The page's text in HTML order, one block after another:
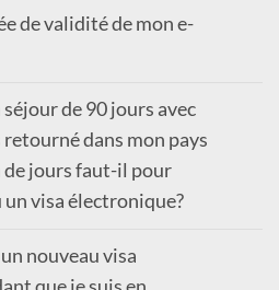
de validité de mon e-
de 90 jours avec
dans mon pays
de jours faut-il pour
visa électronique?
nouveau visa